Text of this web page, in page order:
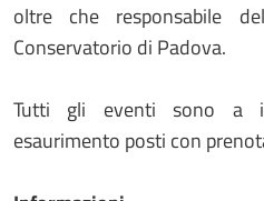
oltre che responsabile
Conservatorio di Padova.
Tutti gli eventi sono a
esaurimento posti con